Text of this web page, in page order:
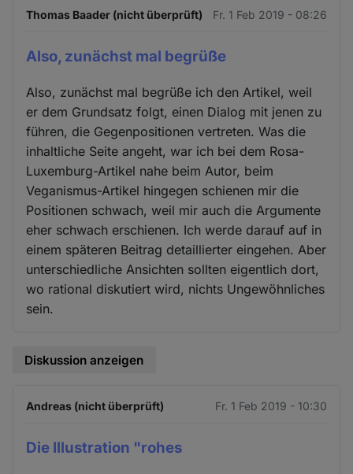
Thomas Baader (nicht überprüft) Fr. 1 Feb 2019 - 08:26
Also, zunächst mal begrüße
Also, zunächst mal begrüße ich den Artikel, weil
er dem Grundsatz folgt, einen Dialog mit jenen zu
führen, die Gegenpositionen vertreten. Was die
inhaltliche Seite angeht, war ich bei dem Rosa-
Luxemburg-Artikel nahe beim Autor, beim
Veganismus-Artikel hingegen schienen mir die
Positionen schwach, weil mir auch die Argumente
eher schwach erschienen. Ich werde darauf auf in
einem späteren Beitrag detaillierter eingehen. Aber
unterschiedliche Ansichten sollten eigentlich dort,
wo rational diskutiert wird, nichts Ungewöhnliches
sein.
Diskussion anzeigen
Andreas (nicht überprüft) Fr. 1 Feb 2019 - 10:30
Die Illustration "rohes